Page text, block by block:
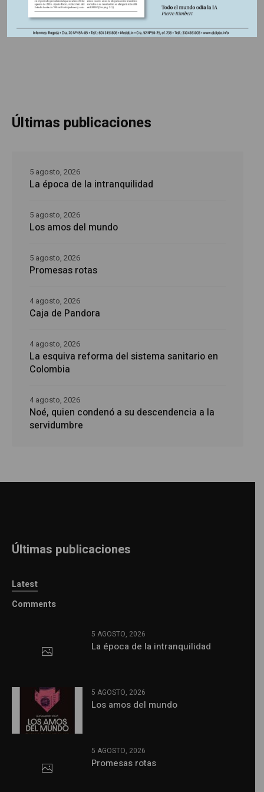
embotellamientos sino también numerosas muertes y
heridos.
Últimas publicaciones
La época de la intranquilidad
5 agosto, 2026
Los amos del mundo
5 agosto, 2026
Promesas rotas
5 agosto, 2026
Caja de Pandora
4 agosto, 2026
La esquiva reforma del sistema sanitario en
Colombia
4 agosto, 2026
Noé, quien condenó a su descendencia a la
servidumbre
4 agosto, 2026
Últimas publicaciones
Latest
Comments
5 AGOSTO, 2026
La época de la intranquilidad
5 AGOSTO, 2026
Los amos del mundo
5 AGOSTO, 2026
Promesas rotas